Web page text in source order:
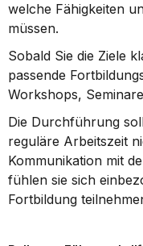
welche Fähigkeiten
müssen.
Sobald Sie die Ziele
passende
Workshops,
Die Durchführung
reguläre Arbeitszeit
Kommunikation mit
fühlen sie sich
Fortbildung